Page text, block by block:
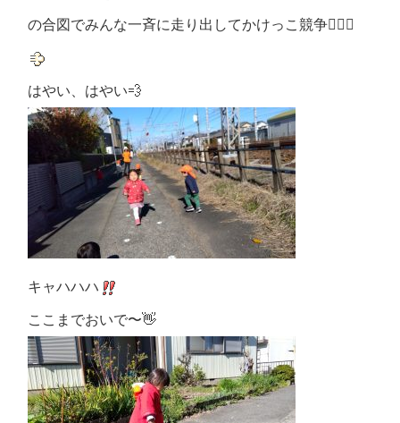
の合図でみんな一斉に走り出してかけっこ競争🏃🏻‍♂️
はやい、はやい💨
キャハハハ
ここまでおいで〜👋